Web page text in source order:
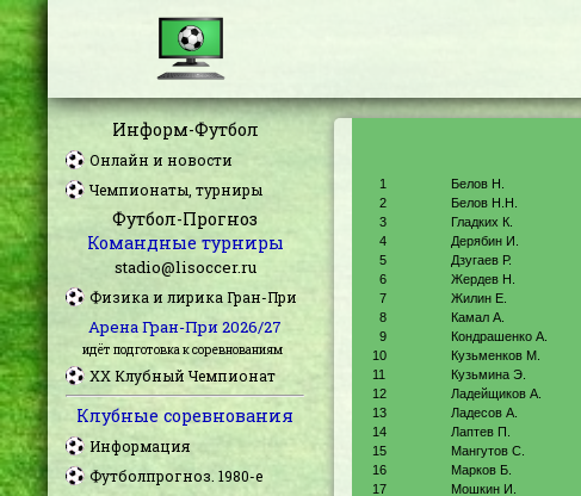
Информ-Футбол
Онлайн и новости
Чемпионаты, турниры
Футбол-Прогноз
Командные турниры
stadio@lisoccer.ru
Физика и лирика Гран-При
Арена Гран-При 2026/27
идёт подготовка к соревнованиям
XX Клубный Чемпионат
Клубные соревнования
Информация
Футболпрогноз. 1980-е